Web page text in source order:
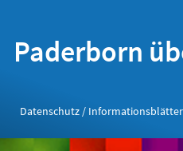
Paderborn
Datenschutz / Informationsblätter